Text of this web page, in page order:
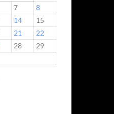
7
8
14
15
21
22
28
29